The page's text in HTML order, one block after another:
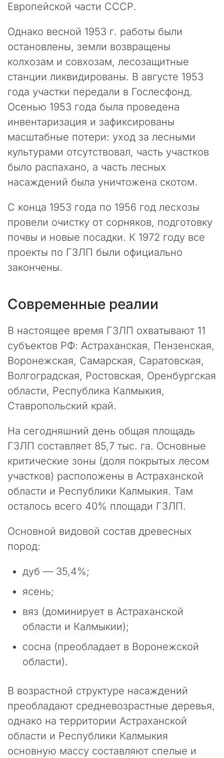
Европейской части СССР.
Однако весной 1953 г. работы были
остановлены, земли возвращены
колхозам и совхозам, лесозащитные
станции ликвидированы. В августе 1953
года участки передали в Гослесфонд.
Осенью 1953 года была проведена
инвентаризация и зафиксированы
масштабные потери: уход за лесными
культурами отсутствовал, часть участков
было распахано, а часть лесных
насаждений была уничтожена скотом.
С конца 1953 года по 1956 год лесхозы
провели очистку от сорняков, подготовку
почвы и новые посадки. К 1972 году все
проекты по ГЗЛП были официально
закончены.
Современные реалии
В настоящее время ГЗЛП охватывают 11
субъектов РФ: Астраханская, Пензенская,
Воронежская, Самарская, Саратовская,
Волгоградская, Ростовская, Оренбургская
области, Республика Калмыкия,
Ставропольский край.
На сегодняшний день общая площадь
ГЗЛП составляет 85,7 тыс. га. Основные
критические зоны (доля покрытых лесом
участков) расположены в Астраханской
области и Республики Калмыкия. Там
осталось всего 40% площади ГЗЛП.
Основной видовой состав древесных
пород:
дуб — 35,4%;
ясень;
вяз (доминирует в Астраханской
области и Калмыкии);
сосна (преобладает в Воронежской
области).
В возрастной структуре насаждений
преобладают средневозрастные деревья,
однако на территории Астраханской
области и Республики Калмыкия
основную массу составляют спелые и
а
и
и
П
р
и
о
д
н
й
К
д
к
с
п
о
д
р
г
е
т
я
р
е
г
у
я
р
ы
м
п
л
н
м
р
ы
м
и
е
р
а
к
а
.
М